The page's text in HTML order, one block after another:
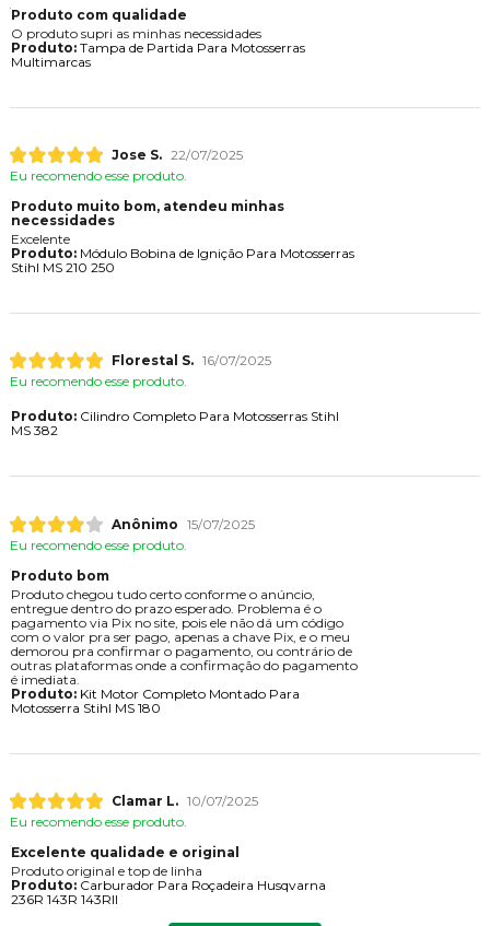
Produto com qualidade
O produto supri as minhas necessidades
Produto:Tampa de Partida Para Motosserras
Multimarcas
Jose S. 22/07/2025
Eu recomendo esse produto.
Produto muito bom, atendeu minhas
necessidades
Excelente
Produto:Módulo Bobina de Ignição Para Motosserras
Stihl MS 210 250
Florestal S. 16/07/2025
Eu recomendo esse produto.
Produto:Cilindro Completo Para Motosserras Stihl
MS 382
Anônimo 15/07/2025
Eu recomendo esse produto.
Produto bom
Produto chegou tudo certo conforme o anúncio,
entregue dentro do prazo esperado. Problema é o
pagamento via Pix no site, pois ele não dá um código
com o valor pra ser pago, apenas a chave Pix, e o meu
demorou pra confirmar o pagamento, ou contrário de
outras plataformas onde a confirmação do pagamento
é imediata.
Produto:Kit Motor Completo Montado Para
Motosserra Stihl MS 180
Clamar L. 10/07/2025
Eu recomendo esse produto.
Excelente qualidade e original
Produto original e top de linha
Produto:Carburador Para Roçadeira Husqvarna
236R 143R 143RII